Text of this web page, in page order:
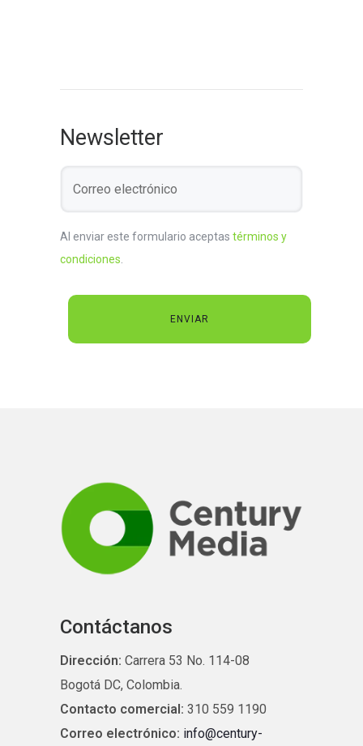
Newsletter
Al enviar este formulario aceptas términos y
condiciones
Contáctanos
Dirección: Carrera 53 No. 114-08
Bogotá DC, Colombia.
Contacto comercial: 310 559 1190
Correo electrónico: info@century-